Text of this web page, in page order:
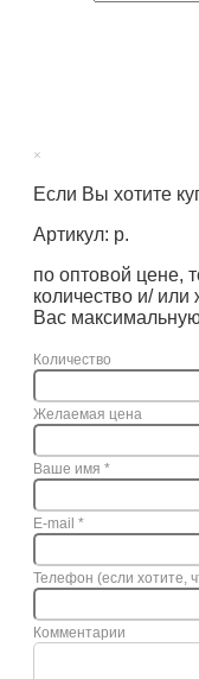
×
Если Вы хотите
Артикул: р.
по оптовой цене,
количество и/
Вас максимальную
Количество
Желаемая цена
Ваше имя *
E-mail *
Телефон (если хотите,
Комментарии